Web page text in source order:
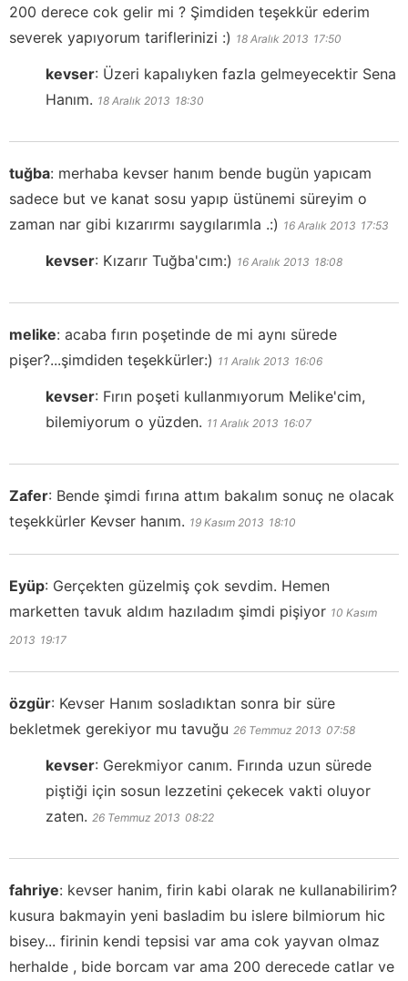
200 derece cok gelir mi ? Şimdiden teşekkür ederim
severek yapıyorum tariflerinizi :) 18 Aralık 2013 17:50
kevser: Üzeri kapalıyken fazla gelmeyecektir Sena
Hanım. 18 Aralık 2013 18:30
tuğba: merhaba kevser hanım bende bugün yapıcam
sadece but ve kanat sosu yapıp üstünemi süreyim o
zaman nar gibi kızarırmı saygılarımla .:) 16 Aralık 2013 17:53
kevser: Kızarır Tuğba'cım:) 16 Aralık 2013 18:08
melike: acaba fırın poşetinde de mi aynı sürede
pişer?...şimdiden teşekkürler:) 11 Aralık 2013 16:06
kevser: Fırın poşeti kullanmıyorum Melike'cim,
bilemiyorum o yüzden. 11 Aralık 2013 16:07
Zafer: Bende şimdi fırına attım bakalım sonuç ne olacak
teşekkürler Kevser hanım. 19 Kasım 2013 18:10
Eyüp: Gerçekten güzelmiş çok sevdim. Hemen
marketten tavuk aldım hazıladım şimdi pişiyor 10 Kasım
2013 19:17
özgür: Kevser Hanım sosladıktan sonra bir süre
bekletmek gerekiyor mu tavuğu 26 Temmuz 2013 07:58
kevser: Gerekmiyor canım. Fırında uzun sürede
piştiği için sosun lezzetini çekecek vakti oluyor
zaten. 26 Temmuz 2013 08:22
fahriye: kevser hanim, firin kabi olarak ne kullanabilirim?
kusura bakmayin yeni basladim bu islere bilmiorum hic
bisey... firinin kendi tepsisi var ama cok yayvan olmaz
herhalde , bide borcam var ama 200 derecede catlar ve